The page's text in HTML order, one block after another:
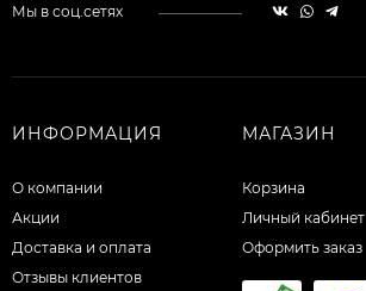
Мы в соц.сетях
ИНФОРМАЦИЯ
О компании
Акции
Доставка и оплата
Отзывы клиентов
МАГАЗИН
Корзина
Личный кабинет
Оформить заказ